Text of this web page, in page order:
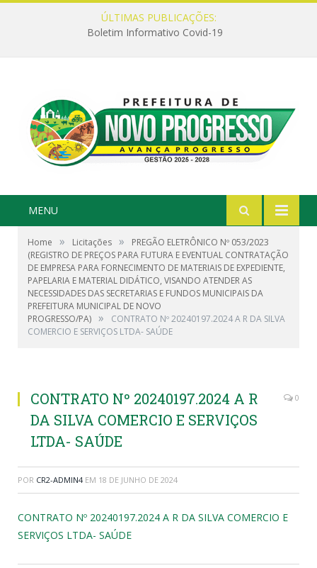
ÚLTIMAS PUBLICAÇÕES:
Boletim Informativo Covid-19
MENU
Home » Licitações »
PREGÃO ELETRÔNICO Nº 053/2023
(REGISTRO DE PREÇOS PARA FUTURA E EVENTUAL CONTRATAÇÃO
DE EMPRESA PARA FORNECIMENTO DE MATERIAIS DE EXPEDIENTE,
PAPELARIA E MATERIAL DIDÁTICO, VISANDO ATENDER AS
NECESSIDADES DAS SECRETARIAS E FUNDOS MUNICIPAIS DA
PREFEITURA MUNICIPAL DE NOVO
PROGRESSO/PA) »
CONTRATO Nº 20240197.2024 A R DA SILVA
COMERCIO E SERVIÇOS LTDA- SAÚDE
CONTRATO Nº 20240197.2024 A R
DA SILVA COMERCIO E SERVIÇOS
LTDA- SAÚDE
0
POR CR2-ADMIN4 EM 18 DE JUNHO DE 2024
CONTRATO Nº 20240197.2024 A R DA SILVA COMERCIO E
SERVIÇOS LTDA- SAÚDE